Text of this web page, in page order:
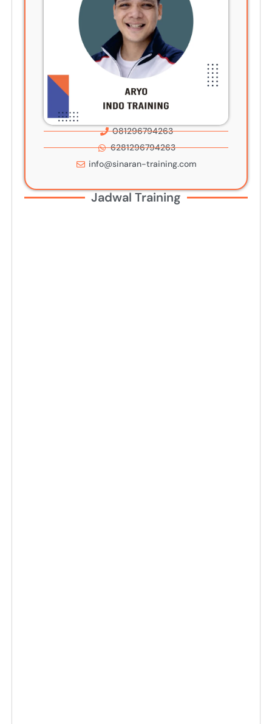
081296794263
6281296794263
info@sinaran-training.com
Jadwal Training